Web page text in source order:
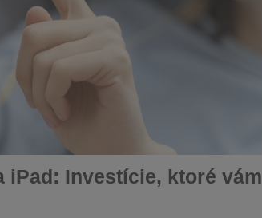
iPad: Investície, ktoré vám